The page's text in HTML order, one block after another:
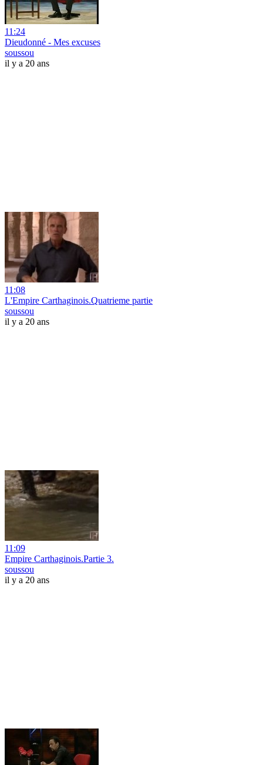
11:24
Dieudonné - Mes excuses
soussou
il y a 20 ans
11:08
L'Empire Carthaginois.Quatrieme partie
soussou
il y a 20 ans
11:09
Empire Carthaginois.Partie 3.
soussou
il y a 20 ans